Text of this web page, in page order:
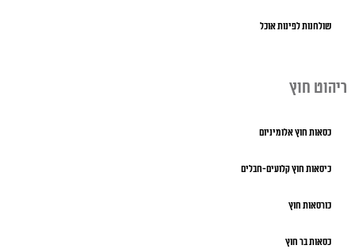
שולחנות לפינות אוכל
ריהוט חוץ
כסאות חוץ אלומיניום
כיסאות חוץ קלועים-חבלים
כורסאות חוץ
כסאות בר חוץ